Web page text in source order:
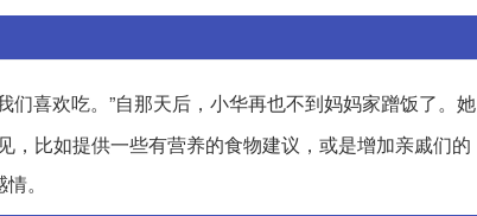
喜欢吃。”自那天后，小华再也不到妈妈家蹭饭了。她
，比如提供一些有营养的食物建议，或是增加亲戚们的
。